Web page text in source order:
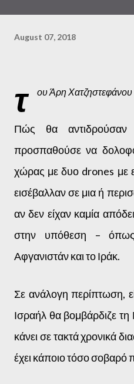
August 07, 2018
τ ου Άρη Χατζηστεφάνου
Πώς θα
προσπαθούσε να
χώρας με δυο drones με
εισέβαλλαν σε μια ή
αν δεν είχαν καμία
στην υπόθεση –
Αφγανιστάν και το Ιράκ.
Σε ανάλογη περίπτωση,
Ισραήλ θα βομβάρδιζε
κάνει σε τακτά χρονικά
έχει κάποιο τόσο σοβαρό